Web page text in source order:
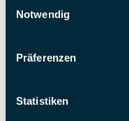
haben oder die sie im
Notwendig
Präferenzen
Statistiken